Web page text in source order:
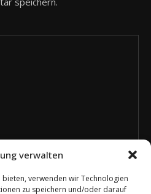
verwalten
verwenden wir Technologien
zu speichern und/oder darauf